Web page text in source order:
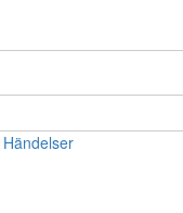
Händelser